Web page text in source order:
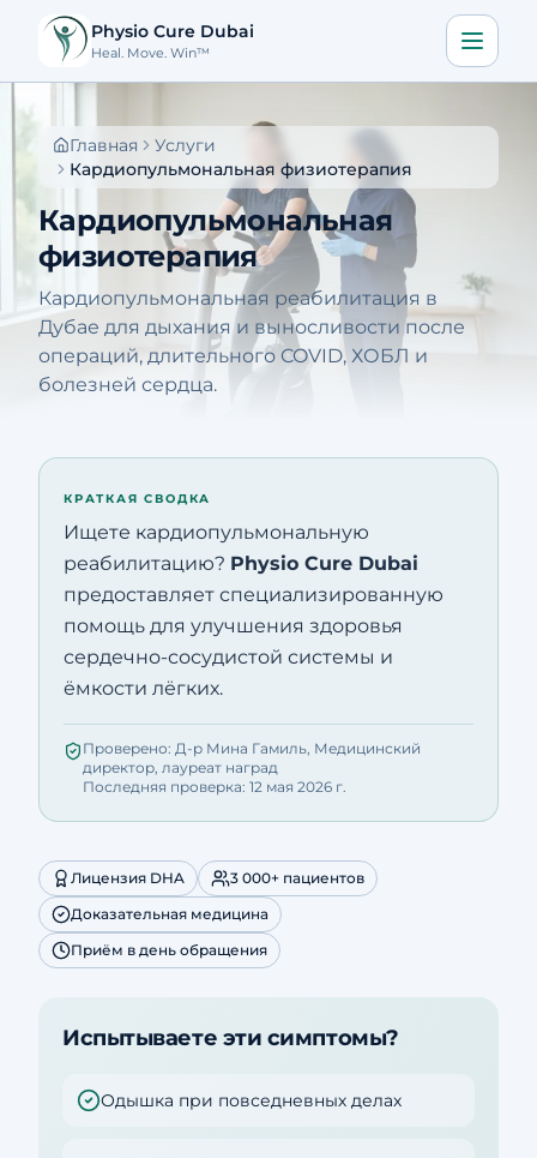
Physio Cure Dubai
Heal. Move. Win™
Услуги
О нас
Блог
Контакты
Скачать приложение 🇷🇺
Главная
Услуги
Кардиопульмональная физиотерапия
Кардиопульмональная
физиотерапия
Кардиопульмональная реабилитация в
Дубае для дыхания и выносливости после
операций, длительного COVID, ХОБЛ и
болезней сердца.
КРАТКАЯ СВОДКА
Ищете кардиопульмональную
реабилитацию? Physio Cure Dubai
предоставляет специализированную
помощь для улучшения здоровья
сердечно-сосудистой системы и
ёмкости лёгких.
Проверено: Д-р Мина Гамиль, Медицинский
директор, лауреат наград
Последняя проверка: 12 мая 2026 г.
Лицензия DHA
3 000+ пациентов
Доказательная медицина
Приём в день обращения
Испытываете эти симптомы?
Одышка при повседневных делах